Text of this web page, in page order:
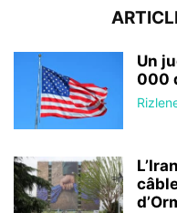
Un
000